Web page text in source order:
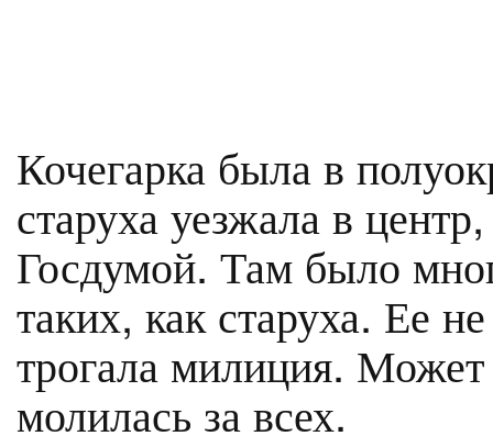
Кочегарка была в
старуха уезжала в
Госдумой. Там было
таких, как старуха. Ее
трогала милиция. Может
молилась за всех.